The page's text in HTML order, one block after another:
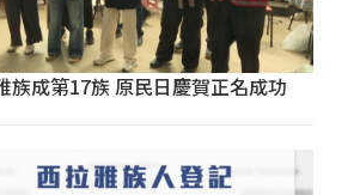
族成第17族 原民日慶賀正名成功